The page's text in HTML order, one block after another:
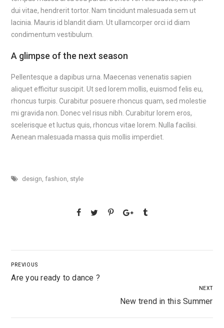
dui vitae, hendrerit tortor. Nam tincidunt malesuada sem ut
lacinia. Mauris id blandit diam. Ut ullamcorper orci id diam
condimentum vestibulum.
A glimpse of the next season
Pellentesque a dapibus urna. Maecenas venenatis sapien
aliquet efficitur suscipit. Ut sed lorem mollis, euismod felis eu,
rhoncus turpis. Curabitur posuere rhoncus quam, sed molestie
mi gravida non. Donec vel risus nibh. Curabitur lorem eros,
scelerisque et luctus quis, rhoncus vitae lorem. Nulla facilisi.
Aenean malesuada massa quis mollis imperdiet.
design,fashion, style
PREVIOUS
Are you ready to dance ?
NEXT
New trend in this Summer